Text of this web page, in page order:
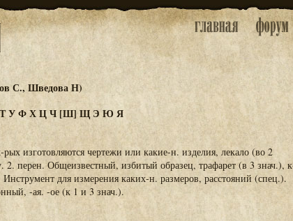
С., Шведова Н)
ТУФХЦЧ [Ш] ЩЭ Ю Я
изготовляются чертежи или какие-н. изделия, лекало (во 2
перен. Общеизвестный, избитый образец, трафарет (в 3 знач.),
для измерения каких-н. размеров, расстояний (спец.).
-ая. -ое (к 1 и 3 знач.).